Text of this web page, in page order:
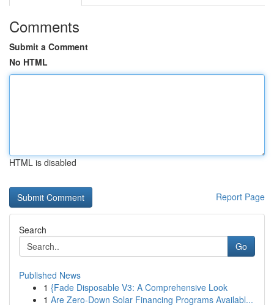
Comments
Submit a Comment
No HTML
HTML is disabled
Report Page
Search
Go
Published News
1 {Fade Disposable V3: A Comprehensive Look
1 Are Zero-Down Solar Financing Programs Availabl...